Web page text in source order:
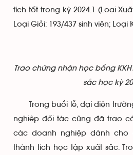
tích tốt trong kỳ 2024.1 (Loại
Loại Giỏi: 193/437 sinh viên; Loại
Trao chứng nhận học bổng
sắc học kỳ
Trong buổi lễ, đại diện
nghiệp đối tác cũng đã trao
các doanh nghiệp dành cho
thành tích học tập xuất sắc.